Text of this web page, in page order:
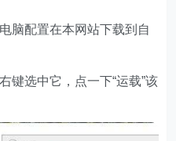
脑配置在本网站下载到自
键选中它，点一下“运载”该